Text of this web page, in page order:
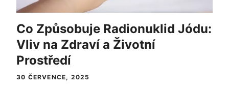
Co Způsobuje Radionuklid Jódu:
Vliv na Zdraví a Životní
Prostředí
30 ČERVENCE, 2025